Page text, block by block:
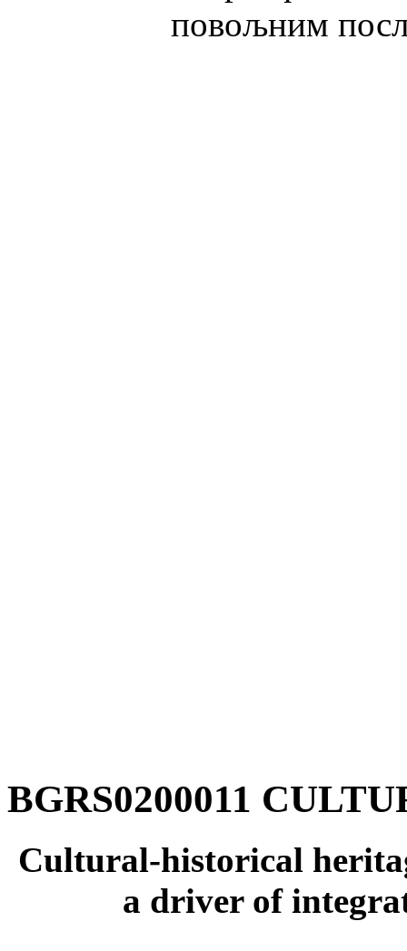
BGRS0200011
Cultural-historical
a driver of